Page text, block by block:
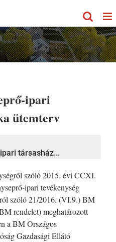
ipari
ütemterv
társasház...
szóló 2015. évi CCXI.
ipari tevékenység
szóló 21/2016. (VI.9.) BM
rendelet) meghatározott
a BM Országos
Gazdasági Ellátó